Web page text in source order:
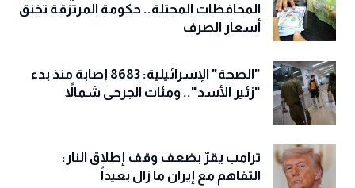
المحافظات المحتلة.. حكومة المرتزقة تخنق
أسعار الصرف
"الصحة" الإسرائيلية: 8683 إصابة منذ بدء
"زئير الأسد".. ومئات الجرحى شمالاً
ترامب يقرّ بضعف وقف إطلاق النار:
التفاهم مع إيران ما زال بعيداً